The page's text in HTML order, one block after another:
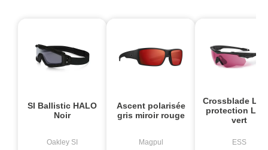
SI Ballistic HALO
Noir
Oakley SI
Ascent polarisée
gris miroir rouge
Magpul
Crossblade
protection
vert
ESS